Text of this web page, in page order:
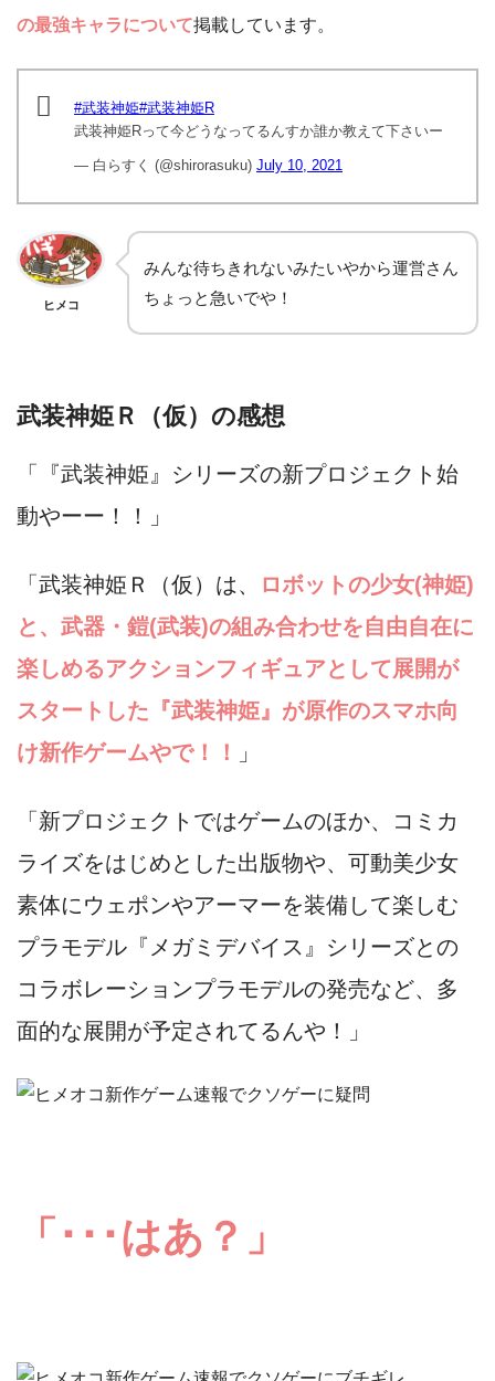
の最強キャラについて掲載しています。
#武装神姫#武装神姫R
武装神姫Rって今どうなってるんすか誰か教えて下さいー
— 白らすく (@shirorasuku) July 10, 2021
ヒメコ
みんな待ちきれないみたいやから運営さん
ちょっと急いでや！
武装神姫Ｒ（仮）の感想
「『武装神姫』シリーズの新プロジェクト始
動やーー！！」
「武装神姫Ｒ（仮）は、
ロボットの少女(神姫)
と、武器・鎧(武装)の組み合わせを自由自在に
楽しめるアクションフィギュアとして展開が
スタートした『武装神姫』が原作のスマホ向
け新作ゲームやで！！
」
「新プロジェクトではゲームのほか、コミカ
ライズをはじめとした出版物や、可動美少女
素体にウェポンやアーマーを装備して楽しむ
プラモデル『メガミデバイス』シリーズとの
コラボレーションプラモデルの発売など、多
面的な展開が予定されてるんや！」
「･･･はあ？」